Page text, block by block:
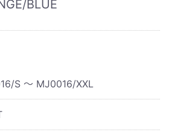
BLUE
S ～ MJ0016/XXL